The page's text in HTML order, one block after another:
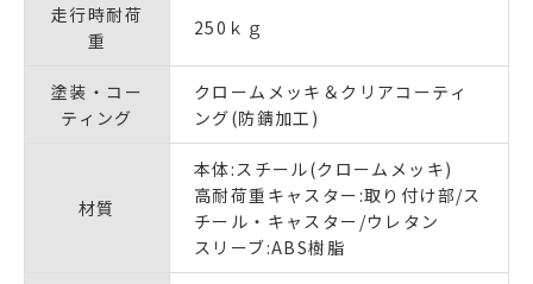
走行時耐荷
重
250ｋｇ
塗装・コー
ティング
クロームメッキ＆クリアコーティ
ング(防錆加工)
材質
本体:スチール(クロームメッキ)
高耐荷重キャスター:取り付け部/ス
チール・キャスター/ウレタン
スリーブ:ABS樹脂